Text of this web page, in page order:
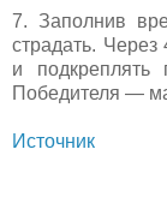
7. Заполнив
страдать. Через
и
Победителя —
Источник